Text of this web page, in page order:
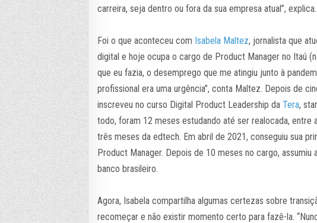
carreira, seja dentro ou fora da sua empresa atual”, explica.
Foi o que aconteceu com Isabela Maltez, jornalista que
digital e hoje ocupa o cargo de Product Manager no Itaú
que eu fazia, o desemprego que me atingiu junto à
profissional era uma urgência”, conta Maltez. Depois de
inscreveu no curso Digital Product Leadership daTera,
todo, foram 12 meses estudando até ser realocada,
três meses da edtech. Em abril de 2021, conseguiu sua
Product Manager. Depois de 10 meses no cargo,
banco brasileiro.
Agora, Isabela compartilha algumas certezas sobre
recomeçar e não existir momento certo para fazê-la.